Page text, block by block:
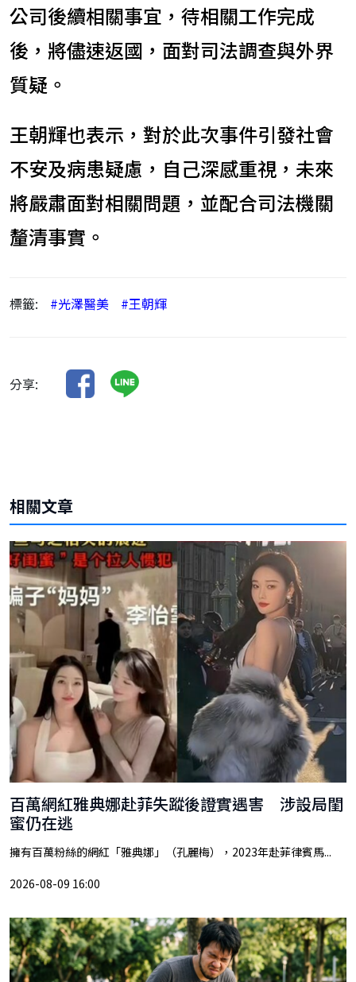
公司後續相關事宜，待相關工作完成
後，將儘速返國，面對司法調查與外界
質疑。
王朝輝也表示，對於此次事件引發社會
不安及病患疑慮，自己深感重視，未來
將嚴肅面對相關問題，並配合司法機關
釐清事實。
標籤: #光澤醫美 #王朝輝
分享:
相關文章
百萬網紅雅典娜赴菲失蹤後證實遇害 涉設局閨
蜜仍在逃
擁有百萬粉絲的網紅「雅典娜」（孔麗梅），2023年赴菲律賓馬...
2026-08-09 16:00